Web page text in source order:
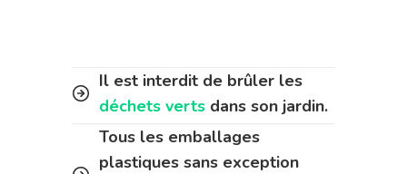
Il est interdit de brûler les
déchets verts dans son jardin.
Tous les emballages
plastiques sans exception